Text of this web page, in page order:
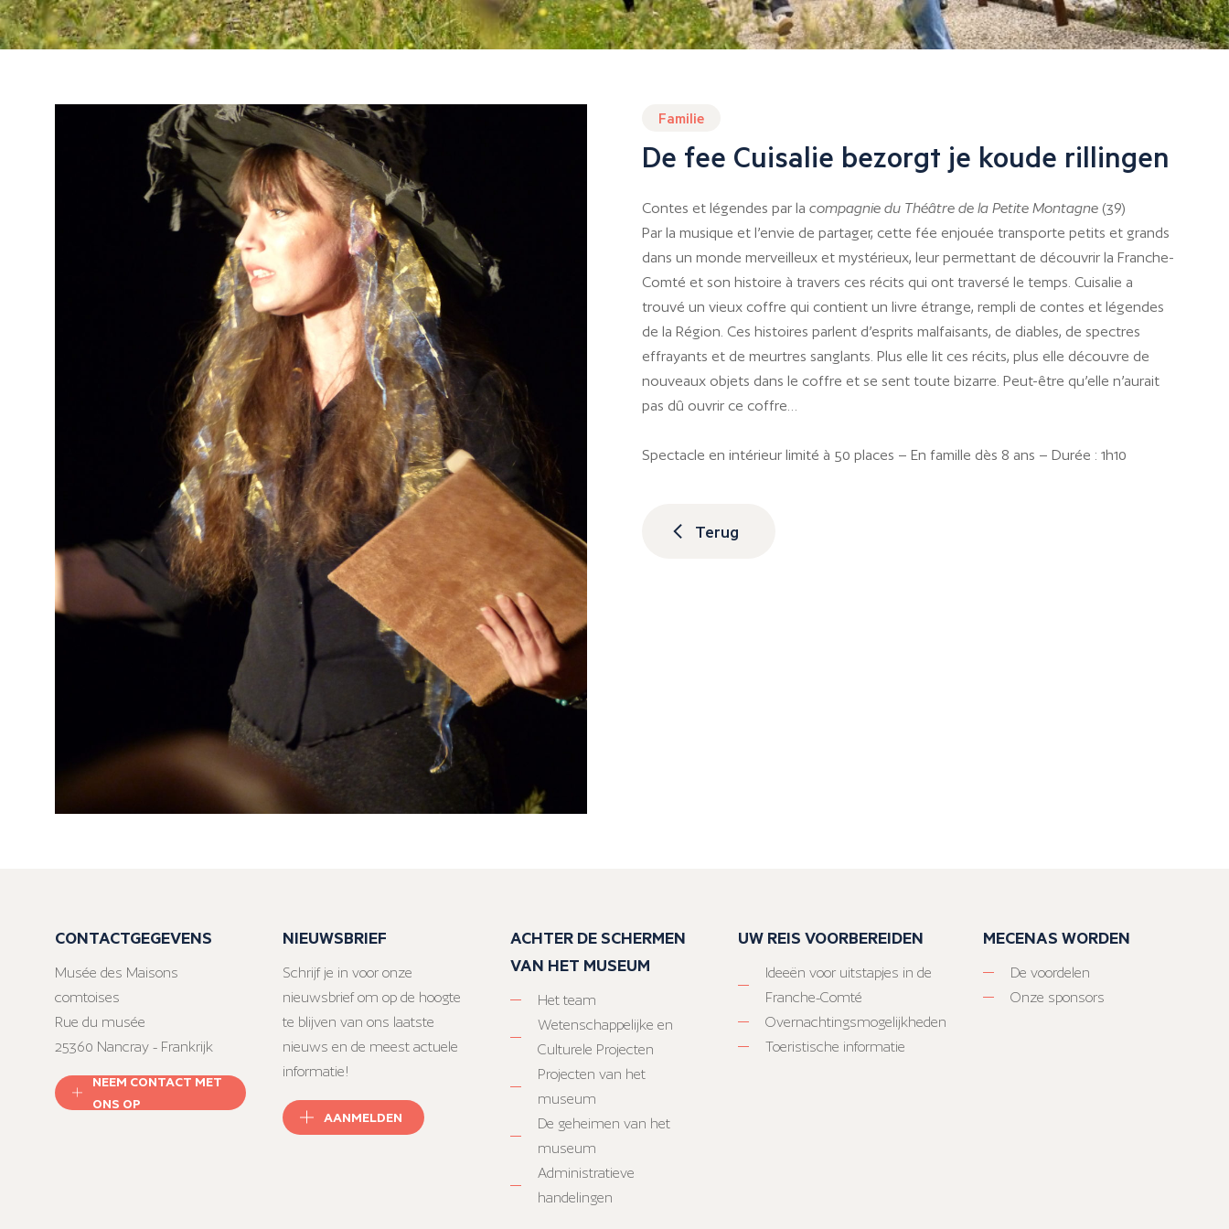
Familie
De fee Cuisalie bezorgt je koude rillingen
Contes et légendes par la compagnie du Théâtre de la Petite Montagne (39)
Par la musique et l’envie de partager, cette fée enjouée transporte petits et grands
dans un monde merveilleux et mystérieux, leur permettant de découvrir la Franche-
Comté et son histoire à travers ces récits qui ont traversé le temps. Cuisalie a
trouvé un vieux coffre qui contient un livre étrange, rempli de contes et légendes
de la Région. Ces histoires parlent d’esprits malfaisants, de diables, de spectres
effrayants et de meurtres sanglants. Plus elle lit ces récits, plus elle découvre de
nouveaux objets dans le coffre et se sent toute bizarre. Peut-être qu’elle n’aurait
pas dû ouvrir ce coffre…
Spectacle en intérieur limité à 50 places – En famille dès 8 ans – Durée : 1h10
Terug
CONTACTGEGEVENS
Musée des Maisons
comtoises
Rue du musée
25360 Nancray - Frankrijk
NEEM CONTACT MET
ONS OP
NIEUWSBRIEF
Schrijf je in voor onze
nieuwsbrief om op de hoogte
te blijven van ons laatste
nieuws en de meest actuele
informatie!
AANMELDEN
ACHTER DE SCHERMEN
VAN HET MUSEUM
Het team
Wetenschappelijke en
Culturele Projecten
Projecten van het
museum
De geheimen van het
museum
Administratieve
handelingen
UW REIS VOORBEREIDEN
Ideeën voor uitstapjes in de
Franche-Comté
Overnachtingsmogelijkheden
Toeristische informatie
MECENAS WORDEN
De voordelen
Onze sponsors